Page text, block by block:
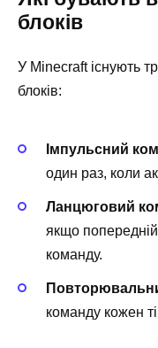
блоків
У Minecraft існують
блоків:
Імпульсний
один раз, коли
Ланцюговий
якщо
команду.
команду кожен